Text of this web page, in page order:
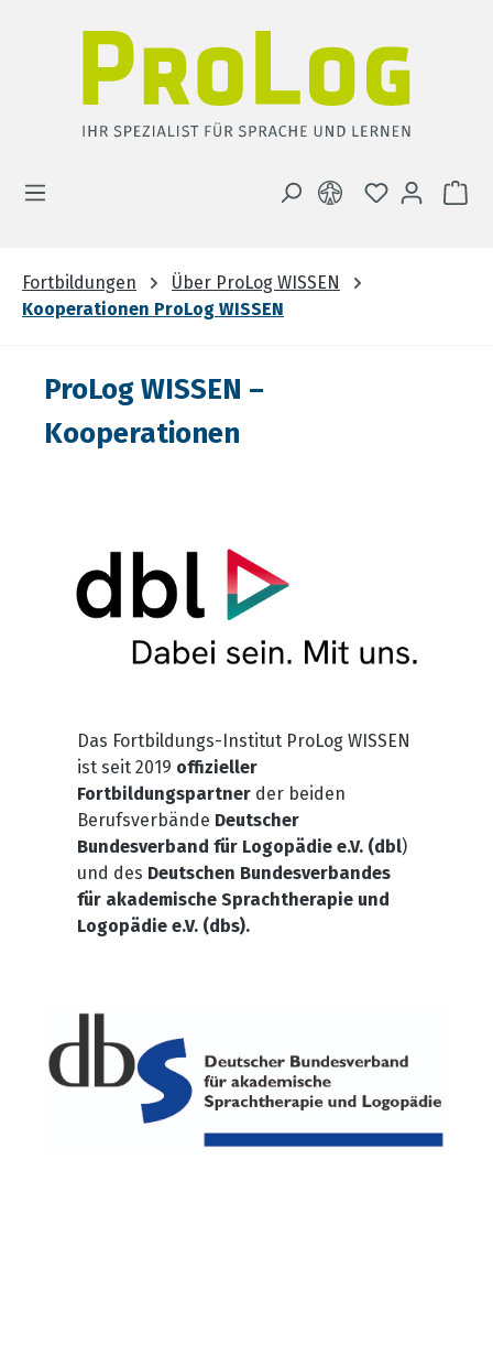
DU HAST 0
Fortbildungen
Über ProLog WISSEN
Kooperationen ProLog WISSEN
ProLog WISSEN –
Kooperationen
Das Fortbildungs-Institut ProLog WISSEN
ist seit 2019 offizieller
Fortbildungspartner der beiden
Berufsverbände Deutscher
Bundesverband für Logopädie e.V. (dbl)
und des Deutschen Bundesverbandes
für akademische Sprachtherapie und
Logopädie e.V. (dbs).